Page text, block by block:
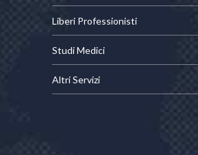
Liberi Professionisti
Studi Medici
Altri Servizi